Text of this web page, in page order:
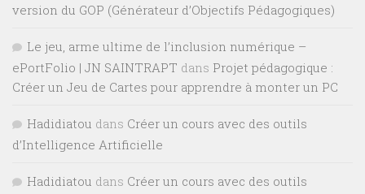
version du GOP (Générateur d’Objectifs Pédagogiques)
Le jeu, arme ultime de l’inclusion numérique –
ePortFolio | JN SAINTRAPT dans Projet pédagogique :
Créer un Jeu de Cartes pour apprendre à monter un PC
Hadidiatou dans Créer un cours avec des outils
d’Intelligence Artificielle
Hadidiatou dans Créer un cours avec des outils